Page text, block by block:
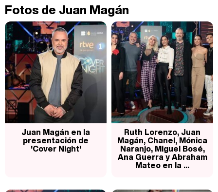
Carlota Corredera y Javier de Hoyos: "La tele tiene que representar al público también y aquí están todos los perfiles posibles&quo;
Fotos de Juan Magán
Juan Magán en la
presentación de
'Cover Night'
Ruth Lorenzo, Juan
Magán, Chanel, Mónica
Naranjo, Miguel Bosé,
Ana Guerra y Abraham
Mateo en la ...